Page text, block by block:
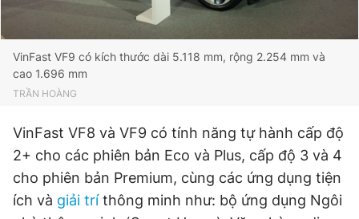
VinFast VF9 có kích thước dài 5.118 mm, rộng 2.254 mm và
cao 1.696 mm
TRẦN HOÀNG
VinFast VF8 và VF9 có tính năng tự hành cấp độ
2+ cho các phiên bản Eco và Plus, cấp độ 3 và 4
cho phiên bản Premium, cùng các ứng dụng tiện
ích và giải tríthông minh như: bộ ứng dụng Ngôi